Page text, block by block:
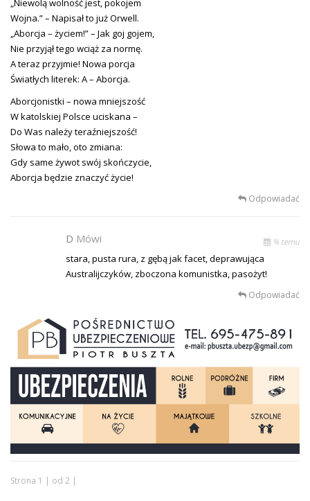
„Niewolą wolność jest, pokojem
Wojna.” – Napisał to już Orwell.
„Aborcja – życiem!” – Jak goj gojem,
Nie przyjął tego wciąż za normę.
A teraz przyjmie! Nowa porcja
Światłych literek: A – Aborcja.
Aborcjonistki – nowa mniejszość
W katolskiej Polsce uciskana –
Do Was należy teraźniejszość!
Słowa to mało, oto zmiana:
Gdy same żywot swój skończycie,
Aborcja będzie znaczyć życie!
Odpowiadać
D Mówi % temu
stara, pusta rura, z gębą jak facet, deprawująca
Australijczyków, zboczona komunistka, pasożyt!
Odpowiadać
Strona 1 | od 2 |